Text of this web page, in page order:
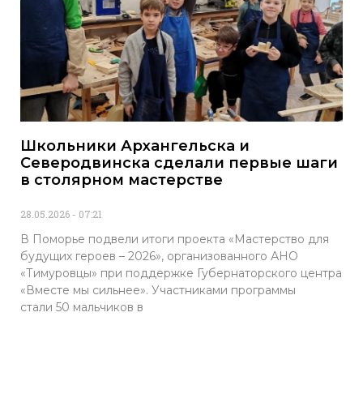
Школьники Архангельска и
Северодвинска сделали первые шаги
в столярном мастерстве
28.05.2026 07:21
В Поморье подвели итоги проекта «Мастерство для
будущих героев – 2026», организованного АНО
«Тимуровцы» при поддержке Губернаторского центра
«Вместе мы сильнее». Участниками программы
стали 50 мальчиков в